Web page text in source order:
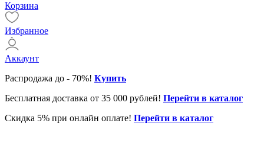
Корзина
Избранное
Аккаунт
Распродажа до - 70%! Купить
Бесплатная доставка от 35 000 рублей! Перейти в каталог
Скидка 5% при онлайн оплате! Перейти в каталог